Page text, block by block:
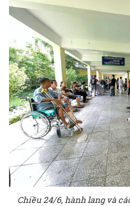
Chiều 24/6, hành lang và